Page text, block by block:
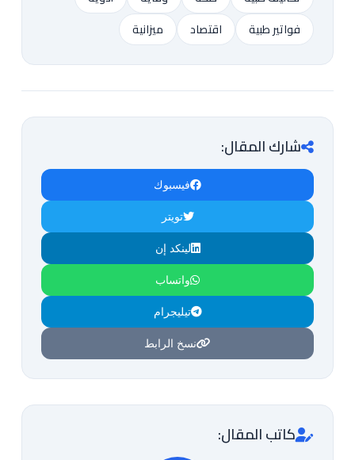
فواتير طبية
اقتصاد ميزانية
شارك المقال:
فيسبوك
تويتر
لينكد إن
واتساب
تيليجرام
نسخ الرابط
كاتب المقال: